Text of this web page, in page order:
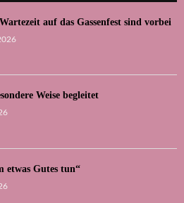
auf das Gassenfest sind vorbei
Weise begleitet
etwas Gutes tun“